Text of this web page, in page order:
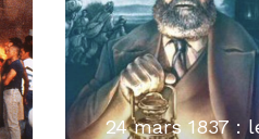
24 mars 1837 :